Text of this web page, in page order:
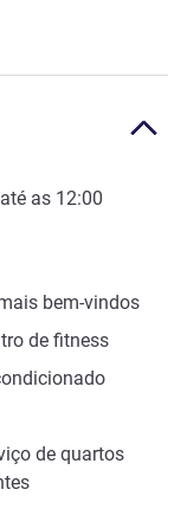
até as 12:00
bem-vindos
de fitness
de quartos